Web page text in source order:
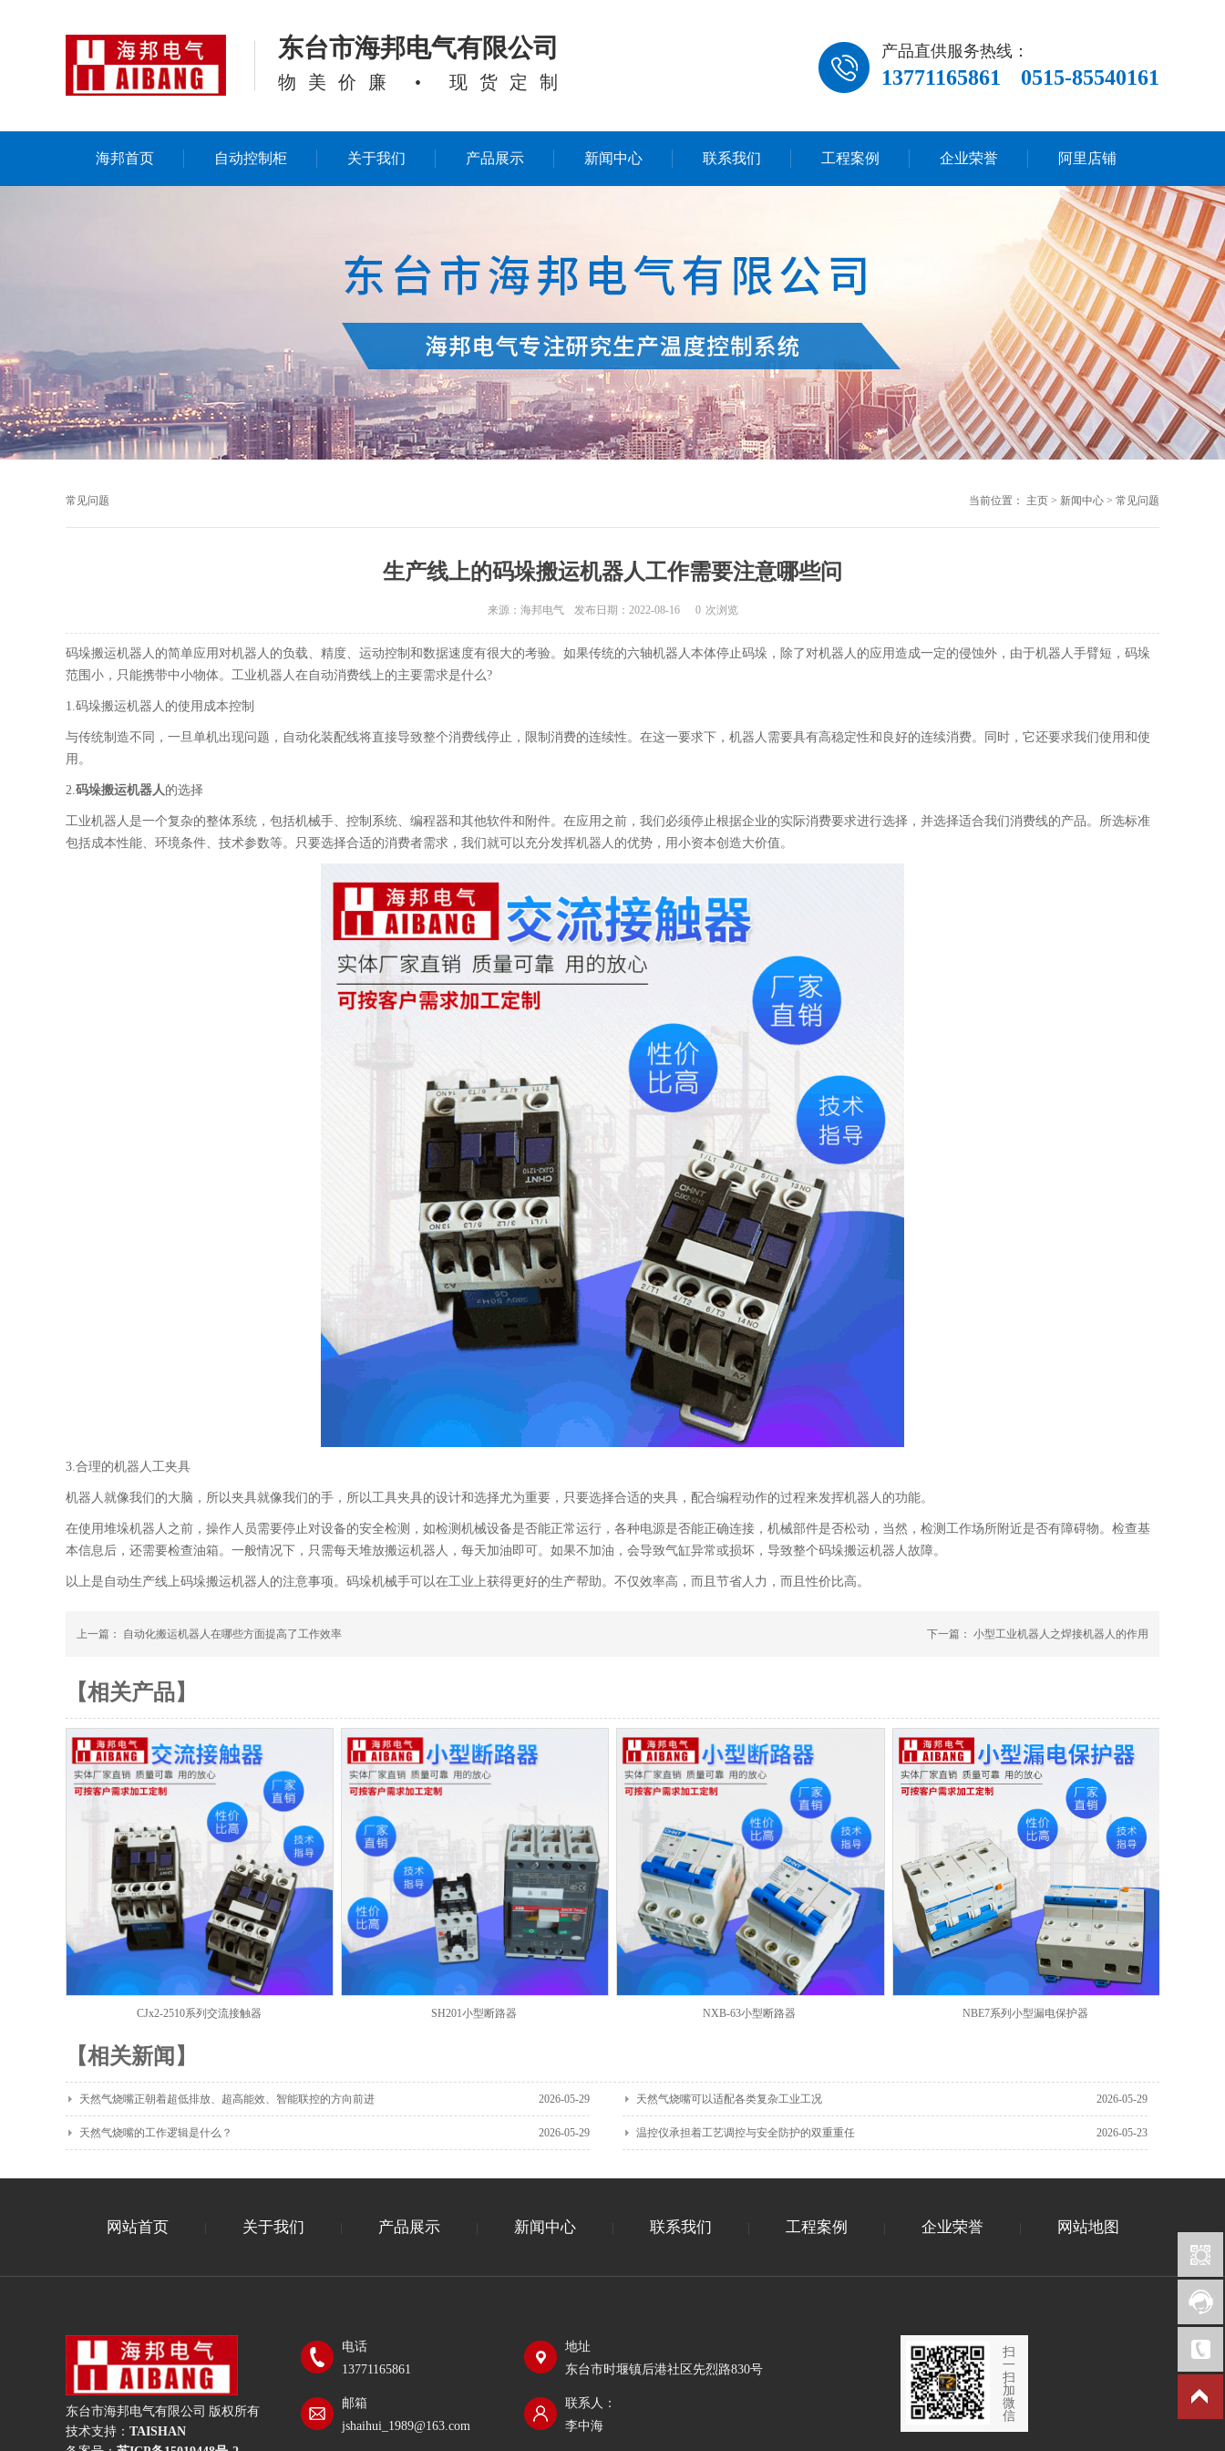
东台市海邦电气有限公司
物美价廉 • 现货定制
产品直供服务热线：
13771165861 0515-85540161
海邦首页 自动控制柜 关于我们 产品展示 新闻中心 联系我们 工程案例 企业荣誉 阿里店铺
常见问题 当前位置： 主页 > 新闻中心 > 常见问题
生产线上的码垛搬运机器人工作需要注意哪些问
来源：海邦电气 发布日期：2022-08-16 0 次浏览
码垛搬运机器人的简单应用对机器人的负载、精度、运动控制和数据速度有很大的考验。如果传统的六轴机器人本体停止码垛，除了对机器人的应用造成一定的侵蚀外，由于机器人手臂短，码垛
范围小，只能携带中小物体。工业机器人在自动消费线上的主要需求是什么?
1.码垛搬运机器人的使用成本控制
与传统制造不同，一旦单机出现问题，自动化装配线将直接导致整个消费线停止，限制消费的连续性。在这一要求下，机器人需要具有高稳定性和良好的连续消费。同时，它还要求我们使用和使
用。
2.码垛搬运机器人的选择
工业机器人是一个复杂的整体系统，包括机械手、控制系统、编程器和其他软件和附件。在应用之前，我们必须停止根据企业的实际消费要求进行选择，并选择适合我们消费线的产品。所选标准
包括成本性能、环境条件、技术参数等。只要选择合适的消费者需求，我们就可以充分发挥机器人的优势，用小资本创造大价值。
3.合理的机器人工夹具
机器人就像我们的大脑，所以夹具就像我们的手，所以工具夹具的设计和选择尤为重要，只要选择合适的夹具，配合编程动作的过程来发挥机器人的功能。
在使用堆垛机器人之前，操作人员需要停止对设备的安全检测，如检测机械设备是否能正常运行，各种电源是否能正确连接，机械部件是否松动，当然，检测工作场所附近是否有障碍物。检查基
本信息后，还需要检查油箱。一般情况下，只需每天堆放搬运机器人，每天加油即可。如果不加油，会导致气缸异常或损坏，导致整个码垛搬运机器人故障。
以上是自动生产线上码垛搬运机器人的注意事项。码垛机械手可以在工业上获得更好的生产帮助。不仅效率高，而且节省人力，而且性价比高。
上一篇： 自动化搬运机器人在哪些方面提高了工作效率 下一篇： 小型工业机器人之焊接机器人的作用
【相关产品】
CJx2-2510系列交流接触器 SH201小型断路器 NXB-63小型断路器 NBE7系列小型漏电保护器
【相关新闻】
天然气烧嘴正朝着超低排放、超高能效、智能联控的方向前进 2026-05-29 天然气烧嘴可以适配各类复杂工业工况 2026-05-29
天然气烧嘴的工作逻辑是什么？ 2026-05-29 温控仪承担着工艺调控与安全防护的双重重任 2026-05-23
网站首页 关于我们 产品展示 新闻中心 联系我们 工程案例 企业荣誉 网站地图
扫
一
扫
加
微
信
东台市海邦电气有限公司 版权所有
技术支持： TAISHAN
电话
13771165861
地址
东台市时堰镇后港社区先烈路830号
邮箱
jshaihui_1989@163.com
联系人：
李中海